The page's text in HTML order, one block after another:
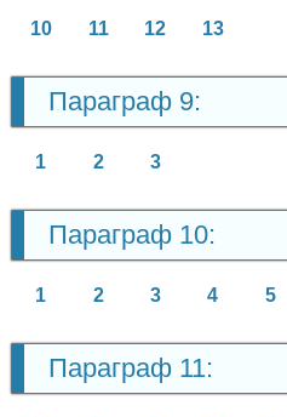
10 11 12 13
Параграф 9:
1 2 3
Параграф 10:
1 2 3 4 5
Параграф 11: